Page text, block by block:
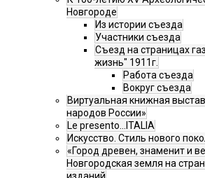
Новгороде
Из истории съезда
Участники съезда
Cъезд на страницах
жизнь" 1911г.
Работа съезда
Вокруг съезда
Виртуальная книжная
народов России»
Le presento...ITALIA
Искусство. Стиль нового
«Город древен, знаменит и
Новгородская земля на